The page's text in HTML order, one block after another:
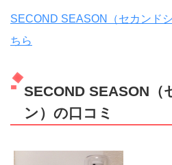
SECOND SEASON（セカンド
ちら
SECOND SEASON（
ン）の口コミ